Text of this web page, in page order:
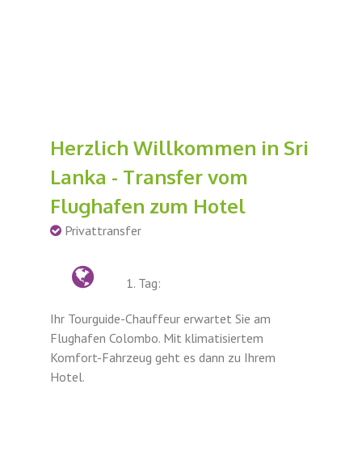
Herzlich Willkommen in Sri
Lanka - Transfer vom
Flughafen zum Hotel
Privattransfer
1. Tag:
Ihr Tourguide-Chauffeur erwartet Sie am
Flughafen Colombo. Mit klimatisiertem
Komfort-Fahrzeug geht es dann zu Ihrem
Hotel.